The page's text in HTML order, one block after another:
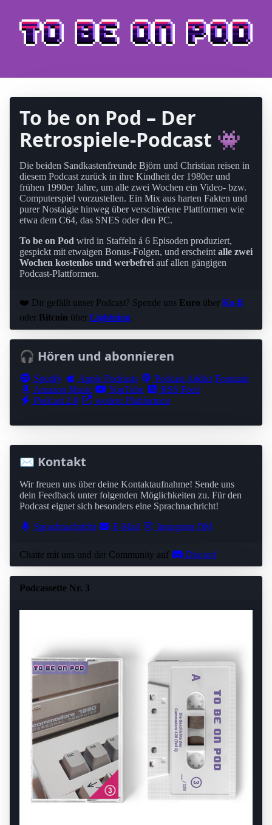
To be on Pod – Der
Retrospiele-Podcast 👾
Die beiden Sandkastenfreunde Björn und Christian reisen in
diesem Podcast zurück in ihre Kindheit der 1980er und
frühen 1990er Jahre, um alle zwei Wochen ein Video- bzw.
Computerspiel vorzustellen. Ein Mix aus harten Fakten und
purer Nostalgie hinweg über verschiedene Plattformen wie
etwa dem C64, das SNES oder den PC.
To be on Pod wird in Staffeln á 6 Episoden produziert,
gespickt mit etwaigen Bonus-Folgen, und erscheint alle zwei
Wochen kostenlos und werbefrei auf allen gängigen
Podcast-Plattformen.
❤️ Dir gefällt unser Podcast? Spende uns Euro über Ko-fi
oder Bitcoin über Lightning.
🎧 Hören und abonnieren
Spotify Apple Podcasts Podcast Addict Fountain
Amazon Music
YouTube
RSS Feed
Podcast 2.0
weitere Plattformen
✉️ Kontakt
Wir freuen uns über deine Kontaktaufnahme! Sende uns
dein Feedback unter folgenden Möglichkeiten zu. Für den
Podcast eignet sich besonders eine Sprachnachricht!
Sprachnachricht
E-Mail Instagram DM
Chatte mit uns und der Community auf Discord
Podcassette Nr. 3